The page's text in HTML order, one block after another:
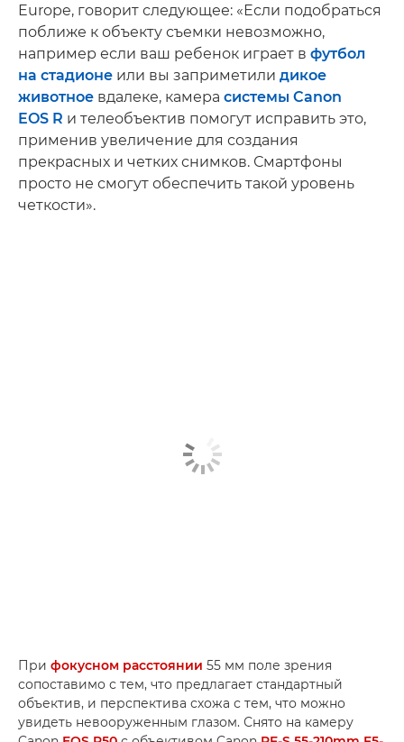
Europe, говорит следующее: «Если подобраться
поближе к объекту съемки невозможно,
например если ваш ребенок играет в футбол
на стадионе или вы заприметили дикое
животное вдалеке, камера системы Canon
EOS R и телеобъектив помогут исправить это,
применив увеличение для создания
прекрасных и четких снимков. Смартфоны
просто не смогут обеспечить такой уровень
четкости».
При фокусном расстоянии 55 мм поле зрения
сопоставимо с тем, что предлагает стандартный
объектив, и перспектива схожа с тем, что можно
увидеть невооруженным глазом. Снято на камеру